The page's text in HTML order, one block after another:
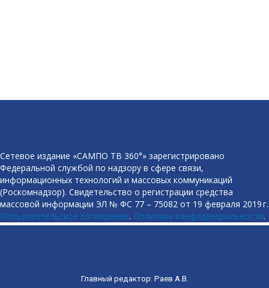
Сетевое издание «САМПО ТВ 360°» зарегистрировано
Федеральной службой по надзору в сфере связи,
информационных технологий и массовых коммуникаций
(Роскомнадзор). Свидетельство о регистрации средства
массовой информации ЭЛ № ФС 77 – 75082 от 19 февраля 2019 г.
Пользовательское соглашение. Политика конфиденциальности.
Главный редактор: Раев А.В.